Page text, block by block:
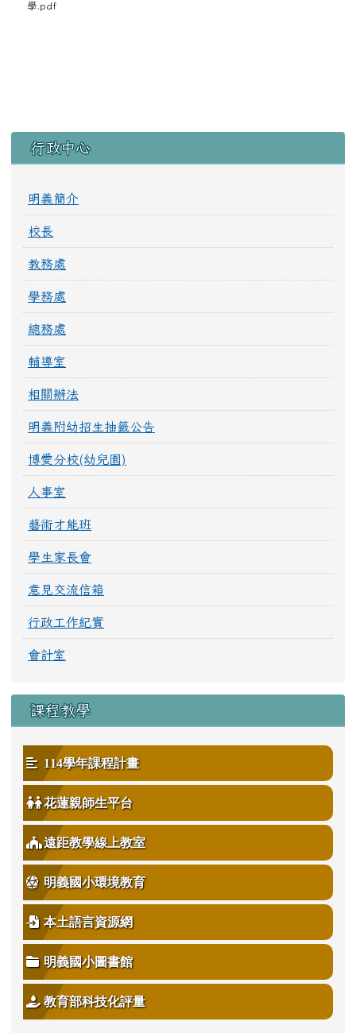
學.pdf
左邊區域內容
行政中心
明義簡介
校長
教務處
學務處
總務處
輔導室
相關辦法
明義附幼招生抽籤公告
博愛分校(幼兒園)
人事室
藝術才能班
學生家長會
意見交流信箱
行政工作紀實
會計室
課程教學
114學年課程計畫
花蓮親師生平台
遠距教學線上教室
明義國小環境教育
本土語言資源網
明義國小圖書館
教育部科技化評量